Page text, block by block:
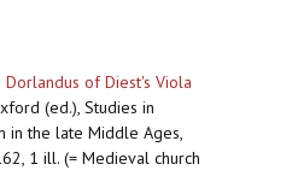
Dorlandus of Diest's Viola
(ed.), Studies in
in the late Middle Ages,
1 ill. (= Medieval church